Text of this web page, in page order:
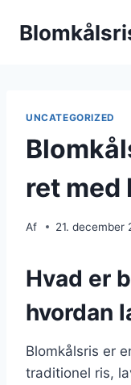
UNCATEGORIZED
ret med
Af 21. december
Hvad er
hvordan
Blomkålsris er
traditionel ris,